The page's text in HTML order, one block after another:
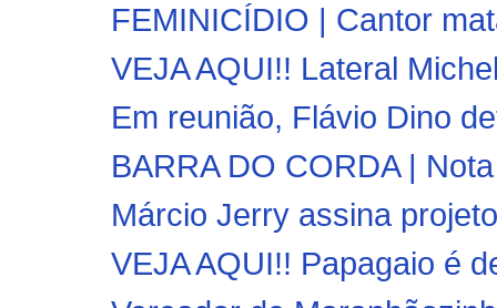
FEMINICÍDIO | Cantor
VEJA AQUI!! Lateral
Em reunião, Flávio Dino
BARRA DO CORDA |
Márcio Jerry assina
VEJA AQUI!! Papagaio é